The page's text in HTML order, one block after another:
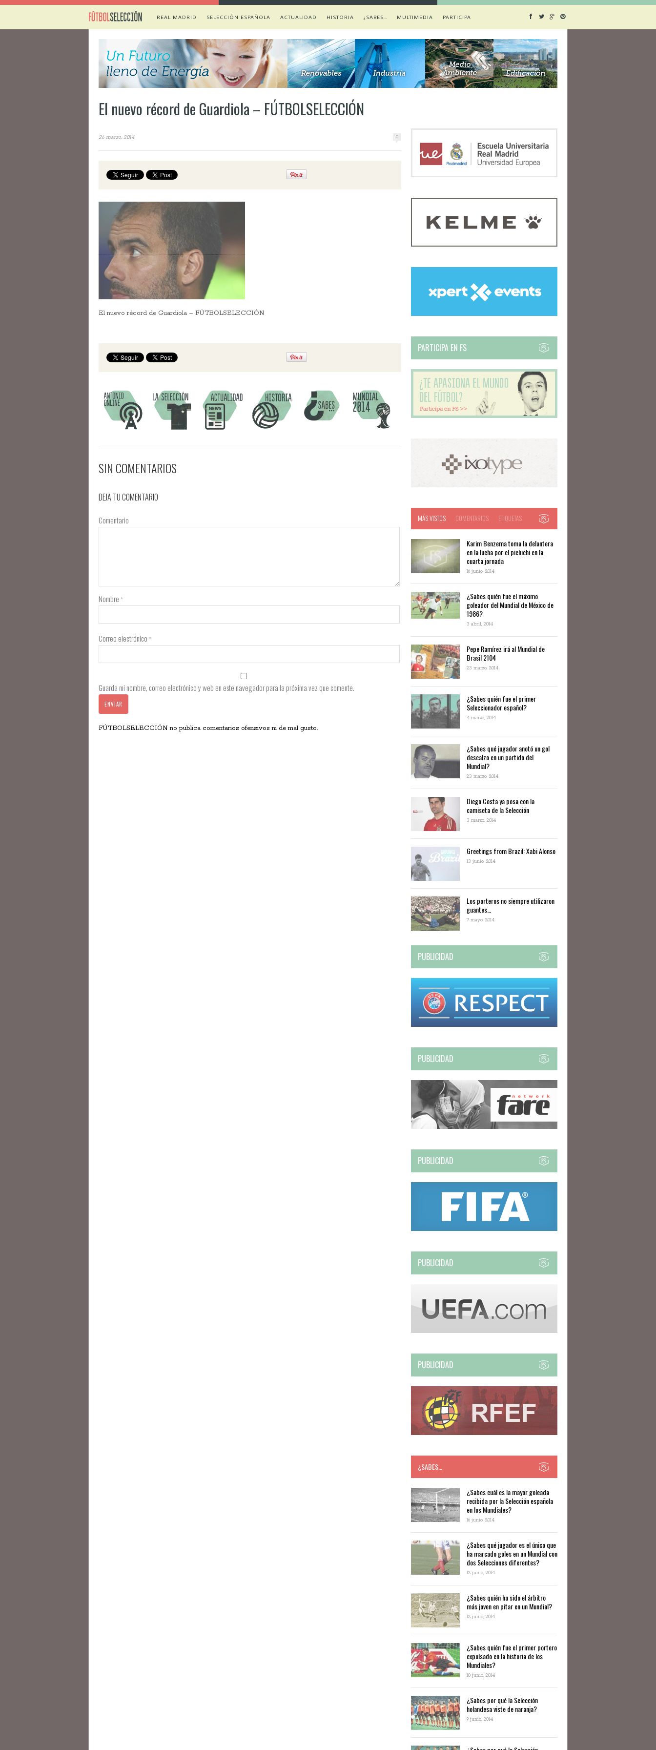
REAL MADRID SELECCIÓN ESPAÑOLA ACTUALIDAD HISTORIA ¿SABES… MULTIMEDIA PARTICIPA
El nuevo récord de Guardiola – FÚTBOLSELECCIÓN
26 marzo, 2014 0
El nuevo récord de Guardiola – FÚTBOLSELECCIÓN
SIN COMENTARIOS
DEJA TU COMENTARIO
Comentario
Nombre *
Correo electrónico *
Guarda mi nombre, correo electrónico y web en este navegador para la próxima vez que comente.
FÚTBOLSELECCIÓN no publica comentarios ofensivos ni de mal gusto.
PARTICIPA EN FS
MÁS VISTOS COMENTARIOS ETIQUETAS
Karim Benzema toma la delantera
en la lucha por el pichichi en la
cuarta jornada
16 junio, 2014
¿Sabes quién fue el máximo
goleador del Mundial de México de
1986?
3 abril, 2014
Pepe Ramírez irá al Mundial de
Brasil 2104
23 marzo, 2014
¿Sabes quién fue el primer
Seleccionador español?
4 marzo, 2014
¿Sabes qué jugador anotó un gol
descalzo en un partido del
Mundial?
23 marzo, 2014
Diego Costa ya posa con la
camiseta de la Selección
3 marzo, 2014
Greetings from Brazil: Xabi Alonso
13 junio, 2014
Los porteros no siempre utilizaron
guantes…
7 mayo, 2014
PUBLICIDAD
PUBLICIDAD
PUBLICIDAD
PUBLICIDAD
PUBLICIDAD
¿SABES…
​​¿Sabes cuál es la mayor goleada
recibida por la Selección española
en los Mundiales?
16 junio, 2014
¿Sabes qué jugador es el único que
ha marcado goles en un Mundial con
dos Selecciones diferentes?
12 junio, 2014
¿Sabes quién ha sido el árbitro
más joven en pitar en un Mundial?
12 junio, 2014
¿Sabes quién fue el primer portero
expulsado en la historia de los
Mundiales?
10 junio, 2014
​¿Sabes por qué la Selección
holandesa viste de naranja?
9 junio, 2014